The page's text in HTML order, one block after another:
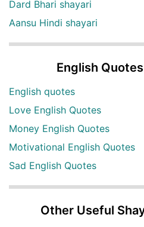
Dard Bhari shayari
Aansu Hindi shayari
English
English quotes
Love English Quotes
Money English Quotes
Motivational English Quotes
Sad English Quotes
Other Useful